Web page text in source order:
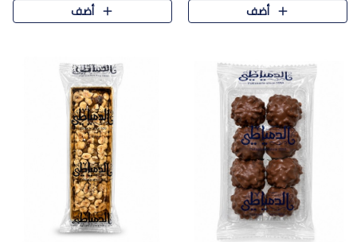
أضف
الذهبي التي ..
أضف